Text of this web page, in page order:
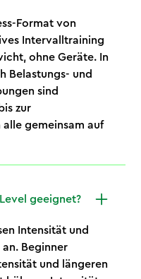
Format von
Intervalltraining
ohne Geräte. In
Belastungs- und
sind
zur
gemeinsam auf
geeignet?
Intensität und
Beginner
und längeren